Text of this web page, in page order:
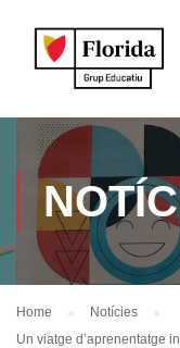
Home
Notícies
Un viatge d’aprenentatge